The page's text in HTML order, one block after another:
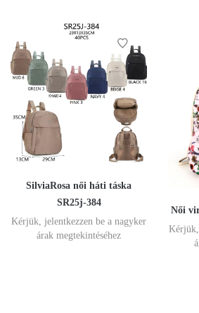
SilviaRosa női háti táska
SR25j-384
Kérjük, jelentkezzen be a nagyker
árak megtekintéséhez
Női
Kérjük,